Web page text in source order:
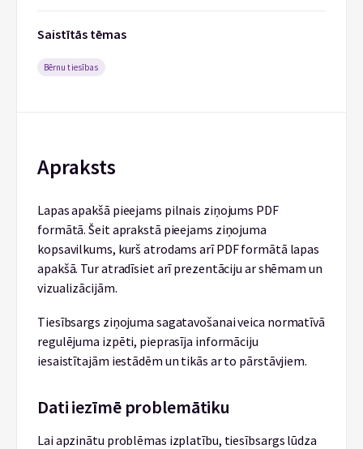
Saistītās tēmas
Bērnu tiesības
Apraksts
Lapas apakšā pieejams pilnais ziņojums PDF
formātā. Šeit aprakstā pieejams ziņojuma
kopsavilkums, kurš atrodams arī PDF formātā lapas
apakšā. Tur atradīsiet arī prezentāciju ar shēmam un
vizualizācijām.
Tiesībsargs ziņojuma sagatavošanai veica normatīvā
regulējuma izpēti, pieprasīja informāciju
iesaistītajām iestādēm un tikās ar to pārstāvjiem.
Dati iezīmē problemātiku
Lai apzinātu problēmas izplatību, tiesībsargs lūdza